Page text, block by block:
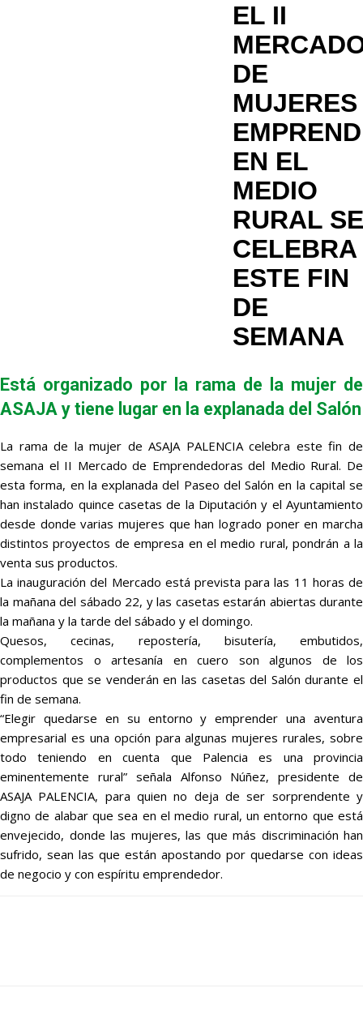
EL II
DE
MUJERES
EN EL
MEDIO
RURAL SE
CELEBRA
ESTE FIN
DE
SEMANA
Está organizado por la rama de la mujer de
ASAJA y tiene lugar en la explanada del Salón
La rama de la mujer de ASAJA PALENCIA celebra este fin de
semana el II Mercado de Emprendedoras del Medio Rural. De
esta forma, en la explanada del Paseo del Salón en la capital se
han instalado quince casetas de la Diputación y el Ayuntamiento
desde donde varias mujeres que han logrado poner en marcha
distintos proyectos de empresa en el medio rural, pondrán a la
venta sus productos.
La inauguración del Mercado está prevista para las 11 horas de
la mañana del sábado 22, y las casetas estarán abiertas durante
la mañana y la tarde del sábado y el domingo.
Quesos, cecinas, repostería, bisutería, embutidos,
complementos o artesanía en cuero son algunos de los
productos que se venderán en las casetas del Salón durante el
fin de semana.
“Elegir quedarse en su entorno y emprender una aventura
empresarial es una opción para algunas mujeres rurales, sobre
todo teniendo en cuenta que Palencia es una provincia
eminentemente rural” señala Alfonso Núñez, presidente de
ASAJA PALENCIA, para quien no deja de ser sorprendente y
digno de alabar que sea en el medio rural, un entorno que está
envejecido, donde las mujeres, las que más discriminación han
sufrido, sean las que están apostando por quedarse con ideas
de negocio y con espíritu emprendedor.